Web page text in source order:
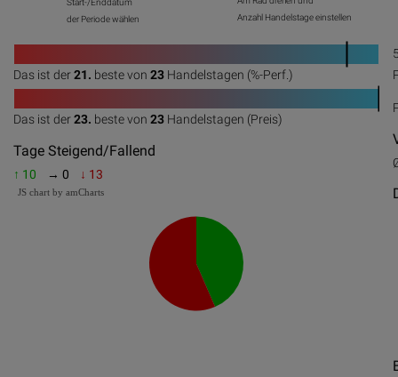
Start-/Enddatum
der Periode wählen
Anzahl Handelstage einstellen
60 100
Das ist der21. beste von 23 Handelstagen (%-Perf.)
60
Das ist der23. beste von 23 Handelstagen (Preis)
Tage Steigend/Fallend
↑ 10 → 0 ↓ 13
JS chart by amCharts